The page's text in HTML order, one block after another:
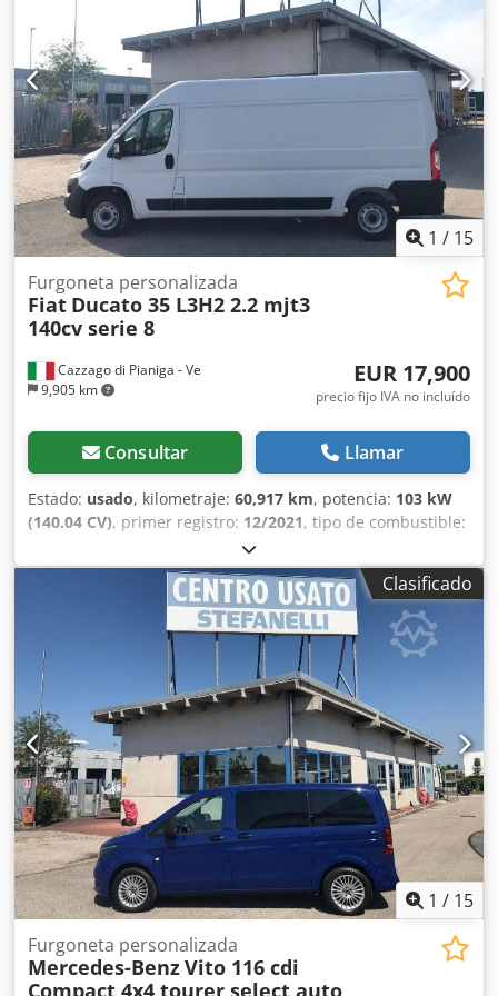
compraventa, facturas, facturas proforma, pedidos y
negociaciones de venta son nuestras condiciones
generales de venta (véase el aviso legal).
1 / 15
Cazzago di Pianiga - Ve
9,905 km
Furgoneta personalizada
Fiat Ducato 35 L3H2 2.2 mjt3
140cv serie 8
EUR 17,900
precio fijo IVA no incluído
Consultar Llamar
Estado: usado, kilometraje: 60,917 km, potencia: 103 kW
(140.04 CV), primer registro: 12/2021, tipo de combustible:
, color:
engranaje:mecánico, Peso total permitido: 3500 kg
Djdpfjzq Hxxox Ab Sekr
Clasificado
1 / 15
Furgoneta personalizada
Mercedes-BenzVito 116 cdi